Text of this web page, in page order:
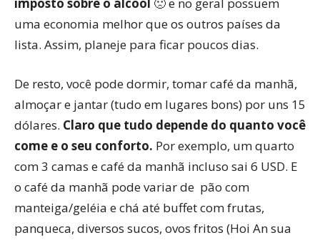
imposto sobre o álcool 🙁 e no geral possuem
uma economia melhor que os outros países da
lista. Assim, planeje para ficar poucos dias.
De resto, você pode dormir, tomar café da manhã,
almoçar e jantar (tudo em lugares bons) por uns 15
dólares. Claro que tudo depende do quanto você
come e o seu conforto. Por exemplo, um quarto
com 3 camas e café da manhã incluso sai 6 USD. E
o café da manhã pode variar de pão com
manteiga/geléia e chá até buffet com frutas,
panqueca, diversos sucos, ovos fritos (Hoi An sua